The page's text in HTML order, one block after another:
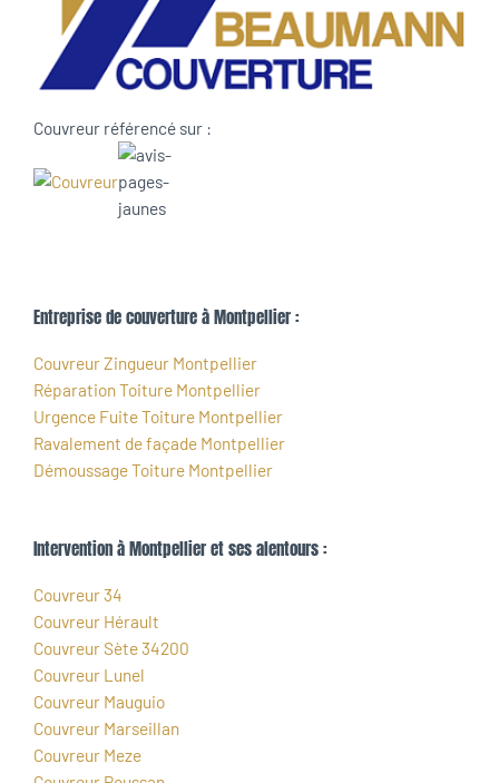
Couvreur référencé sur :
Entreprise de couverture à Montpellier :
Couvreur Zingueur Montpellier
Réparation Toiture Montpellier
Urgence Fuite Toiture Montpellier
Ravalement de façade Montpellier
Démoussage Toiture Montpellier
Intervention à Montpellier et ses alentours :
Couvreur 34
Couvreur Hérault
Couvreur Sète 34200
Couvreur Lunel
Couvreur Mauguio
Couvreur Marseillan
Couvreur Meze